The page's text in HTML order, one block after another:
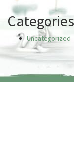
Categories
Uncategorized